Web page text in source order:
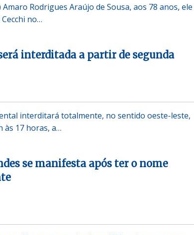
Rodrigues Araújo de Sousa, aos 78 anos,
no…
interditada a partir de segunda
interditará totalmente, no sentido oeste-leste,
às 17 horas, a…
se manifesta após ter o nome